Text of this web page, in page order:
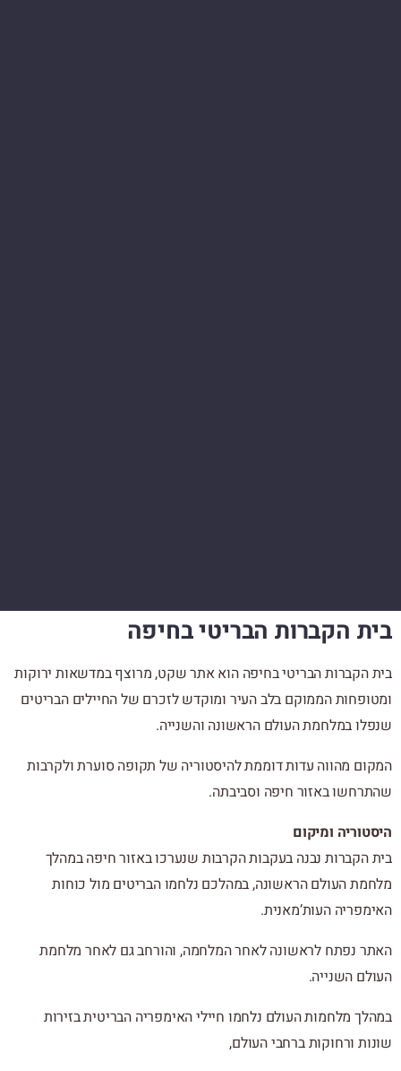
הקברות הבריטי בחיפה
הקברות הבריטי בחיפה הוא אתר שקט, מרוצף במדשאות ירוקות
הממוקם בלב העיר ומוקדש לזכרם של החיילים הבריטים
במלחמת העולם הראשונה והשנייה.
מהווה עדות דוממת להיסטוריה של תקופה סוערת ולקרבות
באזור חיפה וסביבתה.
ומיקום
הקברות נבנה בעקבות הקרבות שנערכו באזור חיפה במהלך
העולם הראשונה, במהלכם נלחמו הבריטים מול כוחות
העות’מאנית.
נפתח לראשונה לאחר המלחמה, והורחב גם לאחר מלחמת
השנייה.
מלחמות העולם נלחמו חיילי האימפריה הבריטית בזירות
ורחוקות ברחבי העולם,